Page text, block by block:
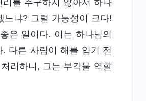
를 추구하지 않아서 하나
느냐? 그럴 가능성이 크다!
은 일이다. 이는 하나님의
다른 사람이 해를 입기 전
리하니, 그는 부각물 역할